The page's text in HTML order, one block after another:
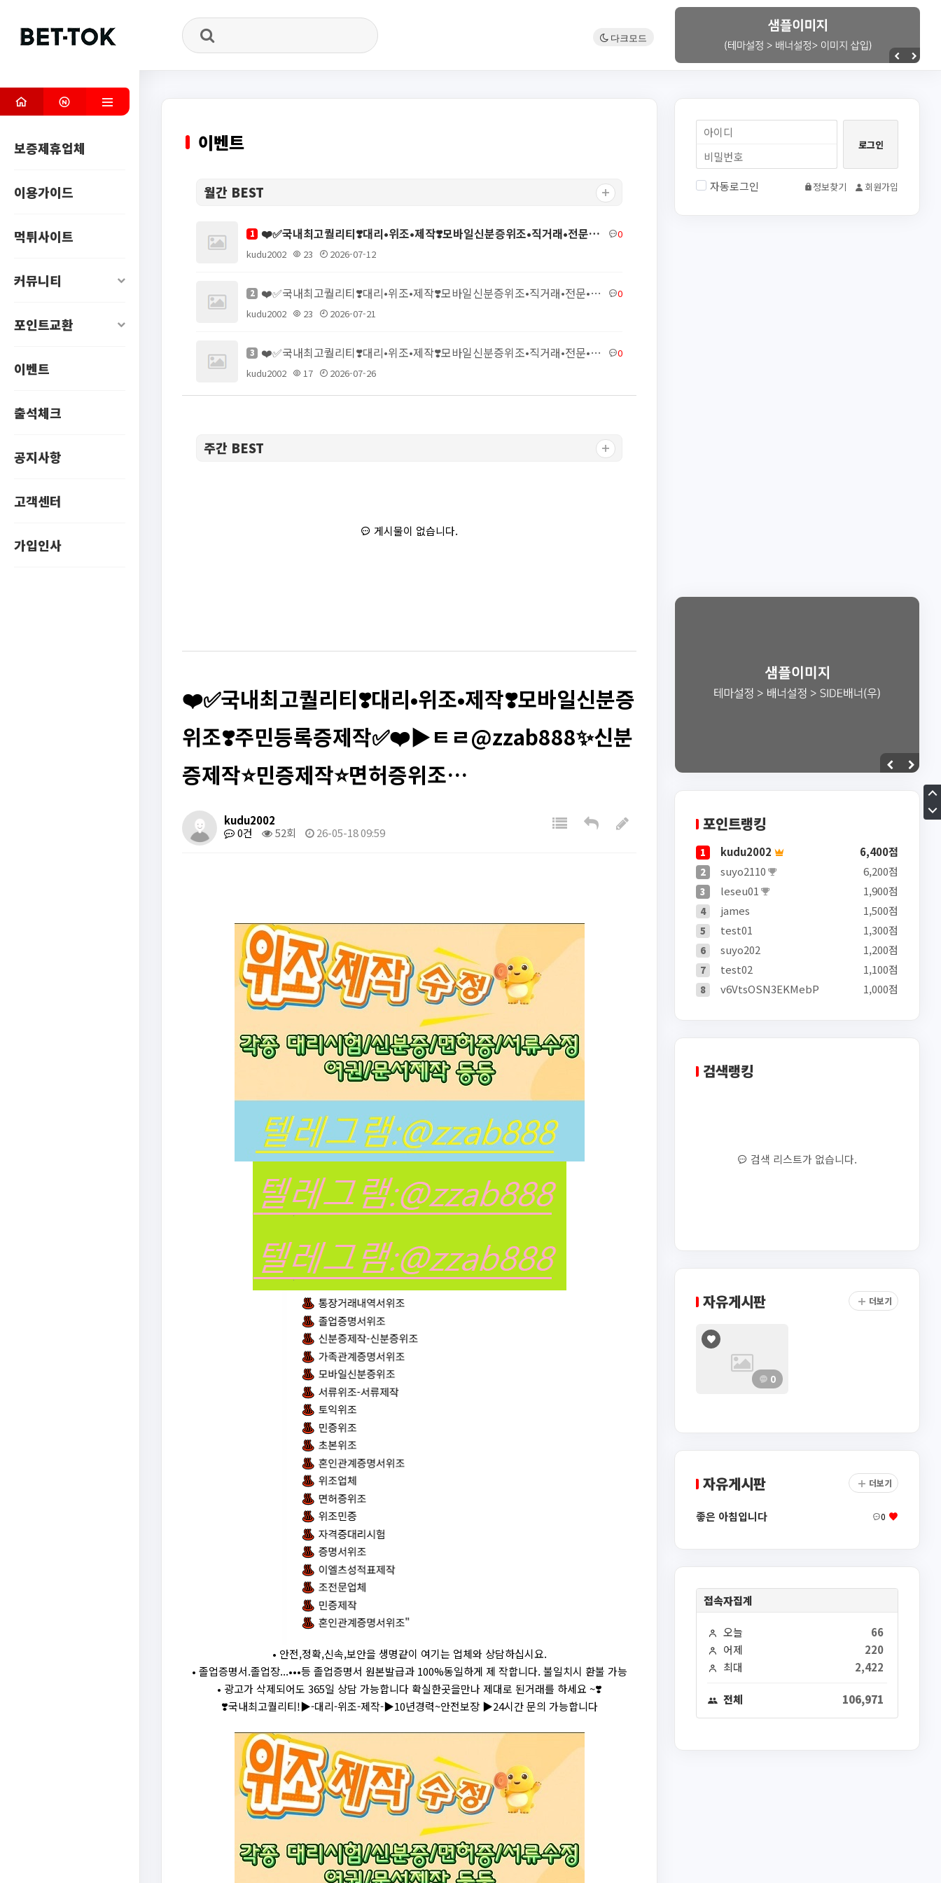
보증제휴업체
이용가이드
먹튀사이트
커뮤니티
포인트교환
이벤트
출석체크
공지사항
고객센터
가입인사
이벤트
월간 BEST
1 ❤️✅국내최고퀄리티❣️대리•위조•제작❣️모바일신분증위조•직거래•전문•주민등록증제작✅❤️▶텔레@vobo550✨…
0
kudu2002
23 2026-07-12
2 ❤️✅국내최고퀄리티❣️대리•위조•제작❣️모바일신분증위조•직거래•전문•주민등록증제작✅❤️▶텔레@vobo550✨…
0
kudu2002
23 2026-07-21
3 ❤️✅국내최고퀄리티❣️대리•위조•제작❣️모바일신분증위조•직거래•전문•주민등록증제작✅❤️▶텔레@vobo550✨…
0
kudu2002
17 2026-07-26
주간 BEST
게시물이 없습니다.
❤️✅국내최고퀄리티❣️대리•위조•제작❣️모바일신분증
위조❣️주민등록증제작✅❤️▶ㅌㄹ@zzab888✨신분
증제작⭐민증제작⭐면허증위조…
kudu2002
0건
52회 26-05-18 09:59
• 안전,정확,신속,보안을 생명같이 여기는 업체와 상담하십시요.
• 졸업증명서.졸업장...•••등 졸업증명서 원본발급과 100%동일하게 제 작합니다. 불일치시 환불 가능
• 광고가 삭제되어도 365일 상담 가능합니다 확실한곳을만나 제대로 된거래를 하세요 ~❣️
❣️국내최고퀄리티!▶-대리-위조-제작-▶10년경력~안전보장 ▶24시간 문의 가능합니다
자동로그인 정보찾기 회원가입
포인트랭킹
1 kudu2002 6,400점
2 suyo2110 6,200점
3 leseu01 1,900점
4 james 1,500점
5 test01 1,300점
6 suyo202 1,200점
7 test02 1,100점
8 v6VtsOSN3EKMebP 1,000점
검색랭킹
검색 리스트가 없습니다.
자유게시판 더보기
0
자유게시판 더보기
좋은 아침입니다 0
접속자집계
오늘
66
어제
220
최대
2,422
전체 106,971